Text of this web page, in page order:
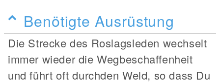
Benötigte Ausrüstung
Die Strecke des Roslagsleden wechselt
immer wieder die Wegbeschaffenheit
und führt oft durchden Weld, so dass Du